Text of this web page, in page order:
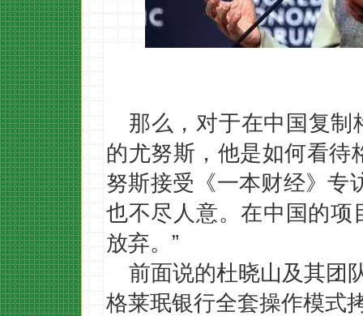
那么， 对于在中国复制
的尤努斯 ，他是如何看
努斯接受《一本财经》专
也不尽人意。在中国的项
放弃。 ”
前面说的杜晓山及其团
格莱珉银行全套操作模式